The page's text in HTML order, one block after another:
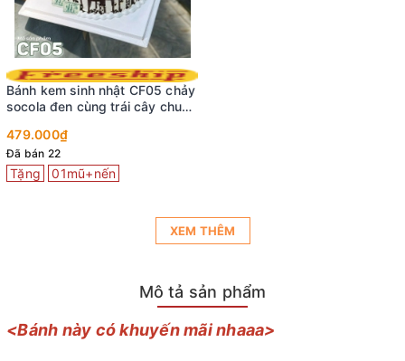
Bánh kem sinh nhật CF05 chảy
socola đen cùng trái cây chuẩn
479.000₫
Đã bán 22
Tặng 01mũ+nến
XEM THÊM
Mô tả sản phẩm
<Bánh này có khuyến mãi nhaaa>